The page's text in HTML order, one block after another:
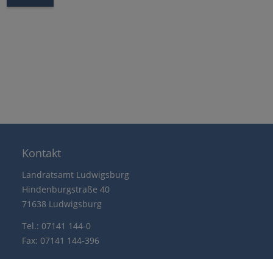
Kontakt
Landratsamt Ludwigsburg
Hindenburgstraße 40
71638 Ludwigsburg
Tel.: 07141 144-0
Fax: 07141 144-396